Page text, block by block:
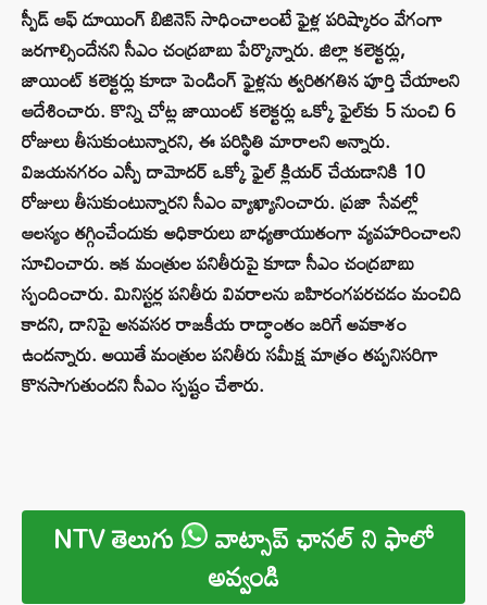
స్పీడ్ ఆఫ్ డూయింగ్ బిజినెస్ సాధించాలంటే ఫైళ్ల పరిష్కారం వేగంగా
జరగాల్సిందేనని సీఎం చంద్రబాబు పేర్కొన్నారు. జిల్లా కలెక్టర్లు,
జాయింట్ కలెక్టర్లు కూడా పెండింగ్ ఫైళ్లను త్వరితగతిన పూర్తి చేయాలని
ఆదేశించారు. కొన్ని చోట్ల జాయింట్ కలెక్టర్లు ఒక్కో ఫైల్‌కు 5 నుంచి 6
రోజులు తీసుకుంటున్నారని, ఈ పరిస్థితి మారాలని అన్నారు.
విజయనగరం ఎస్పీ దామోదర్ ఒక్కో ఫైల్ క్లియర్ చేయడానికి 10
రోజులు తీసుకుంటున్నారని సీఎం వ్యాఖ్యానించారు. ప్రజా సేవల్లో
ఆలస్యం తగ్గించేందుకు అధికారులు బాధ్యతాయుతంగా వ్యవహరించాలని
సూచించారు. ఇక మంత్రుల పనితీరుపై కూడా సీఎం చంద్రబాబు
స్పందించారు. మినిస్టర్ల పనితీరు వివరాలను బహిరంగపరచడం మంచిది
కాదని, దానిపై అనవసర రాజకీయ రాద్ధాంతం జరిగే అవకాశం
ఉందన్నారు. అయితే మంత్రుల పనితీరు సమీక్ష మాత్రం తప్పనిసరిగా
కొనసాగుతుందని సీఎం స్పష్టం చేశారు.
NTV తెలుగు వాట్సాప్ ఛానల్ ని ఫాలో
అవ్వండి